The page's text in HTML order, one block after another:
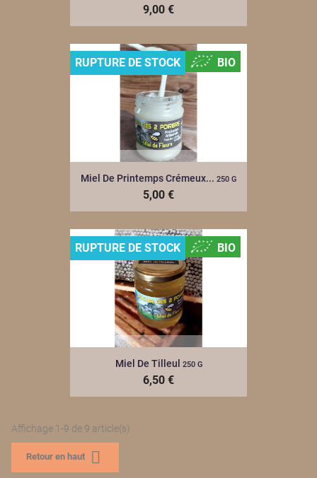
9,00 €
Miel De Printemps Crémeux... 250 G
5,00 €
RUPTURE DE STOCK BIO
Miel De Tilleul 250 G
6,50 €
RUPTURE DE STOCK BIO
Affichage 1-9 de 9 article(s)
Retour en haut 